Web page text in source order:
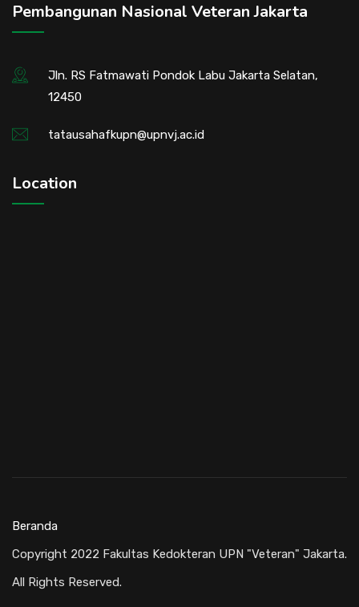
Pembangunan Nasional Veteran Jakarta
Jln. RS Fatmawati Pondok Labu Jakarta Selatan,
12450
tatausahafkupn@upnvj.ac.id
Location
Copyright 2022 Fakultas Kedokteran UPN "Veteran" Jakarta.
All Rights Reserved.
Beranda